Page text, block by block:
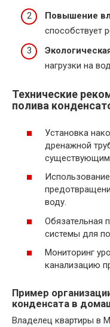
Повышение
способствует
нагрузки на
Технические
полива
Установка
дренажной
воду.
Обязательная
системы для
Мониторинг
канализацию
Пример
конденсата в
Владелец квартиры в